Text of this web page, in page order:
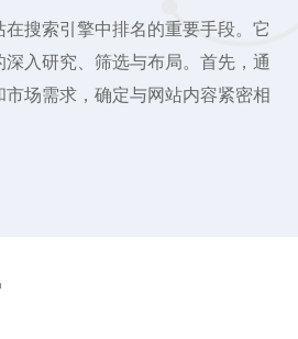
搜索引擎中排名的重要手段。它
入研究、筛选与布局。首先，通
场需求，确定与网站内容紧密相